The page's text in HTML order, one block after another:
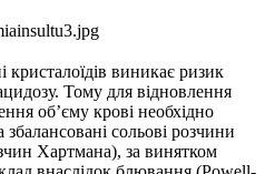
виникає ризик
Тому для відновлення
об’єму крові необхідно
сольові розчини
Хартмана), за винятком